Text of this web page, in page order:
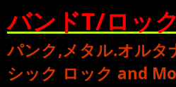
バンドT/ロッ
パンク,メタル.オルタ
シック ロック and